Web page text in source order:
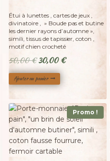
Étui à lunettes , cartes de jeux ,
divinatoire , » Boude pas et butine
les dernier rayons d’automne »,
simili, tissus de tapissier, coton ,
motif chien crocheté
50,00€ Le
prix
initial
50,00 €.
30,00€Le
30,00 €.
Ajouter au panier
Promo !